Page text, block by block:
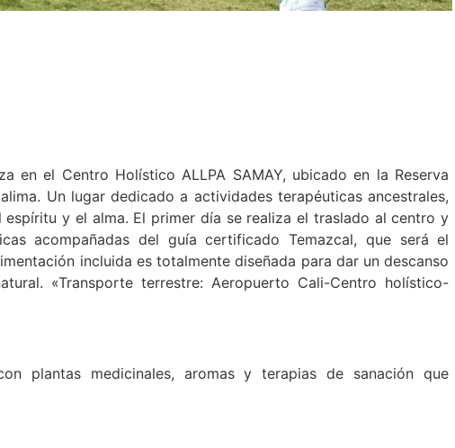
en el Centro Holístico ALLPA SAMAY, ubicado en la Reserva
Un lugar dedicado a actividades terapéuticas ancestrales,
y el alma. El primer día se realiza el traslado al centro y
acompañadas del guía certificado Temazcal, que será el
incluida es totalmente diseñada para dar un descanso
«Transporte terrestre: Aeropuerto Cali-Centro holístico-
con plantas medicinales, aromas y terapias de sanación que